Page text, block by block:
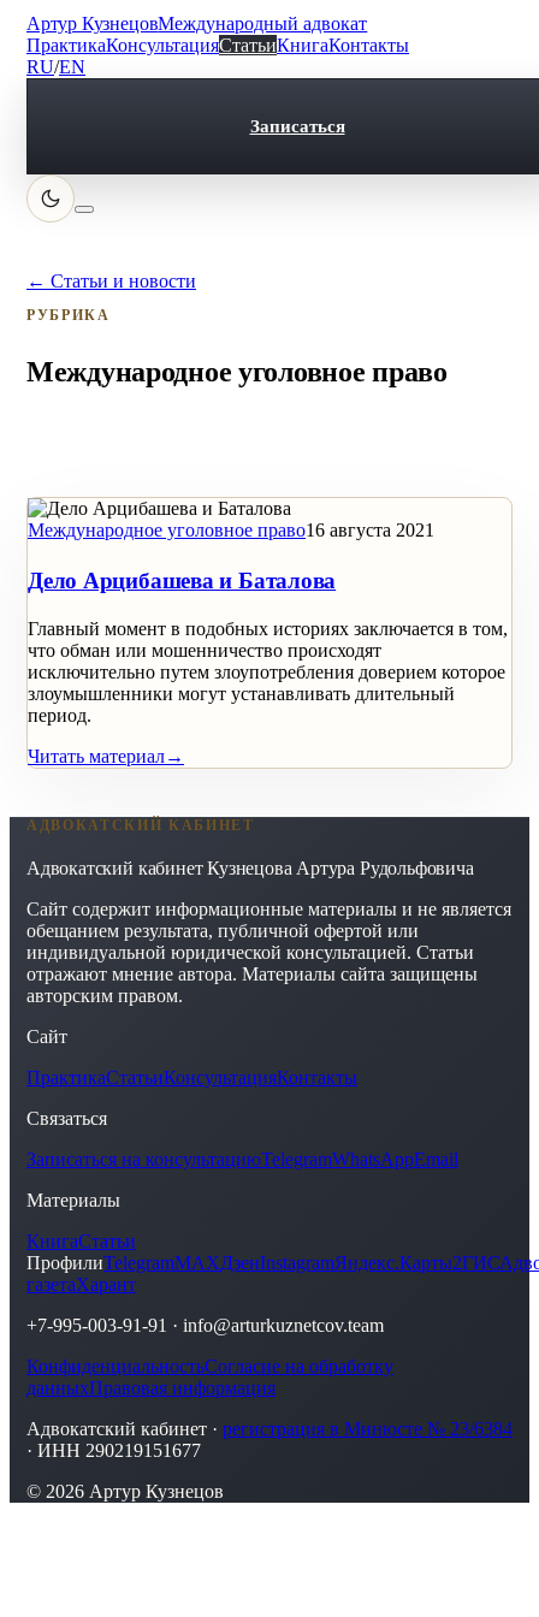
Артур КузнецовМеждународный адвокат
ПрактикаКонсультацияСтатьиКнигаКонтакты
RU/EN
Записаться
← Статьи и новости
РУБРИКА
Международное уголовное право
Международное уголовное право16 августа 2021
Дело Арцибашева и Баталова
Главный момент в подобных историях заключается в том,
что обман или мошенничество происходят
исключительно путем злоупотребления доверием которое
злоумышленники могут устанавливать длительный
период.
Читать материал→
АДВОКАТСКИЙ КАБИНЕТ
Адвокатский кабинет Кузнецова Артура Рудольфовича
Сайт содержит информационные материалы и не является
обещанием результата, публичной офертой или
индивидуальной юридической консультацией. Статьи
отражают мнение автора. Материалы сайта защищены
авторским правом.
Сайт
ПрактикаСтатьиКонсультацияКонтакты
Связаться
Записаться на консультациюTelegramWhatsAppEmail
Материалы
КнигаСтатьи
ПрофилиTelegramMAXДзенInstagramЯндекс.Карты2ГИС
газетаХарант
+7-995-003-91-91 · info@arturkuznetcov.team
КонфиденциальностьСогласие на обработку
данныхПравовая информация
Адвокатский кабинет · регистрация в Минюсте № 23/6384
· ИНН 290219151677
© 2026 Артур Кузнецов